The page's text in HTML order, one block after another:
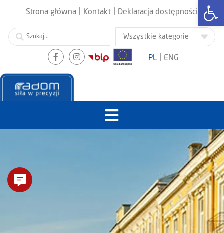
Strona główna Kontakt Deklaracja dostępności
PL ENG